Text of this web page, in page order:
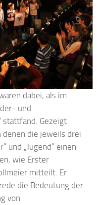
dabei, als im
und
stattfand. Gezeigt
die jeweils drei
und „Jugend“ einen
wie Erster
mitteilt. Er
die Bedeutung der
von